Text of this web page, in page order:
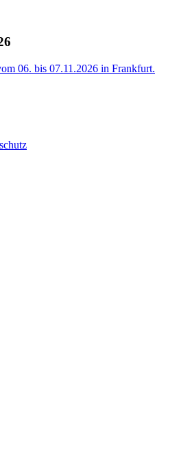
06. bis 07.11.2026 in Frankfurt.